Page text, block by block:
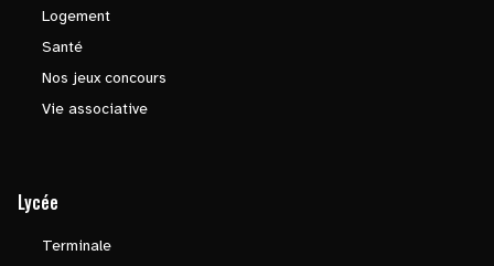
Logement
Santé
Nos jeux concours
Vie associative
Lycée
Terminale